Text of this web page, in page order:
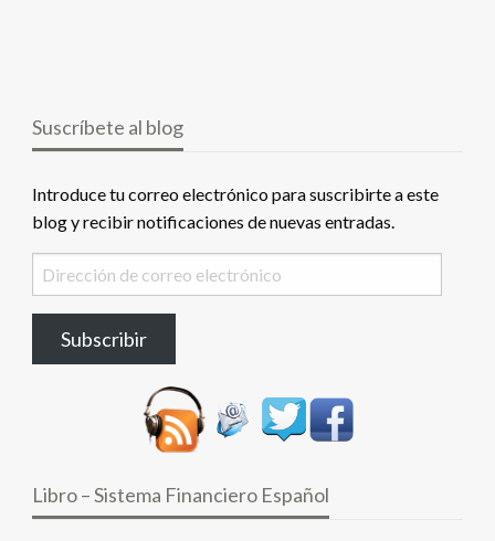
Suscríbete al blog
Introduce tu correo electrónico para suscribirte a este
blog y recibir notificaciones de nuevas entradas.
Dirección
de
electrónico
Subscribir
Libro – Sistema Financiero Español